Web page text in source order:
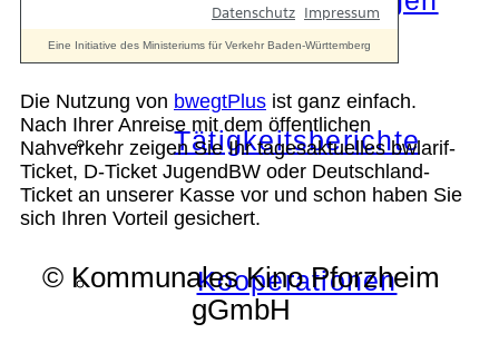
Tätigkeitsberichte
Kooperationen
Die Nutzung von bwegtPlus ist ganz einfach.
Nach Ihrer Anreise mit dem öffentlichen
Nahverkehr zeigen Sie Ihr tagesaktuelles bwlarif-
Ticket, D-Ticket JugendBW oder Deutschland-
Ticket an unserer Kasse vor und schon haben Sie
sich Ihren Vorteil gesichert.
© Kommunales Kino Pforzheim
gGmbH